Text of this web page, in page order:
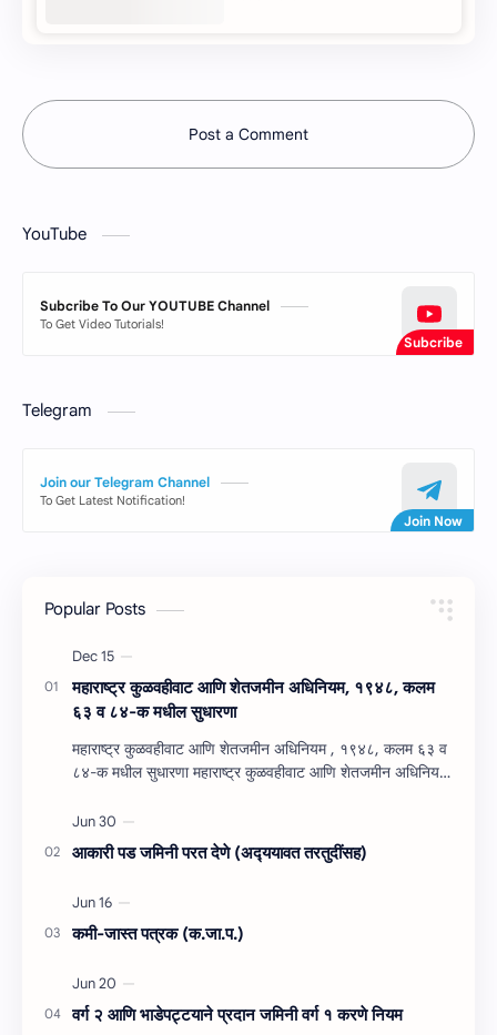
Post a Comment
YouTube
Subcribe To Our YOUTUBE Channel
To Get Video Tutorials!
Telegram
Join our Telegram Channel
To Get Latest Notification!
Popular Posts
महाराष्‍ट्र कुळवहीवाट आणि शेतजमीन अधिनियम, १९४८, कलम
६३ व ८४-क मधील सुधारणा
महाराष्‍ट्र कुळवहीवाट आणि शेतजमीन अधिनियम , १९४८, कलम ६३ व
८४-क मधील सुधारणा महाराष्‍ट्र कुळवहीवाट आणि शेतजमीन अधिनियम
आकारी पड जमिनी परत देणे (अद्‍ययावत तरतुदींसह)
कमी-जास्त पत्रक (क.जा.प.)
वर्ग २ आणि भाडेपट्टयाने प्रदान जमिनी वर्ग १ करणे नियम